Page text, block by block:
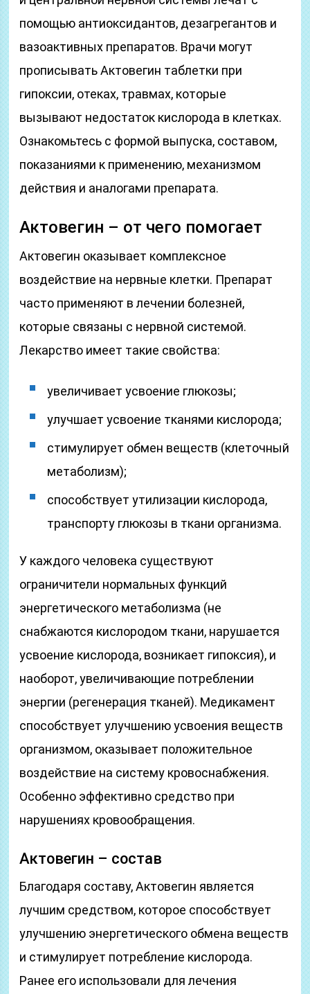
помощью антиоксидантов, дезагрегантов и
вазоактивных препаратов. Врачи могут
прописывать Актовегин таблетки при
гипоксии, отеках, травмах, которые
вызывают недостаток кислорода в клетках.
Ознакомьтесь с формой выпуска, составом,
показаниями к применению, механизмом
действия и аналогами препарата.
Актовегин – от чего помогает
Актовегин оказывает комплексное
воздействие на нервные клетки. Препарат
часто применяют в лечении болезней,
которые связаны с нервной системой.
Лекарство имеет такие свойства:
увеличивает усвоение глюкозы;
улучшает усвоение тканями кислорода;
стимулирует обмен веществ (клеточный
метаболизм);
способствует утилизации кислорода,
транспорту глюкозы в ткани организма.
У каждого человека существуют
ограничители нормальных функций
энергетического метаболизма (не
снабжаются кислородом ткани, нарушается
усвоение кислорода, возникает гипоксия), и
наоборот, увеличивающие потреблении
энергии (регенерация тканей). Медикамент
способствует улучшению усвоения веществ
организмом, оказывает положительное
воздействие на систему кровоснабжения.
Особенно эффективно средство при
нарушениях кровообращения.
Актовегин – состав
Благодаря составу, Актовегин является
лучшим средством, которое способствует
улучшению энергетического обмена веществ
и стимулирует потребление кислорода.
Ранее его использовали для лечения